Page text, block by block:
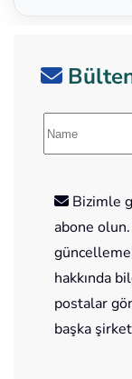
Bizimle
abone
hakkında
postalar
başka